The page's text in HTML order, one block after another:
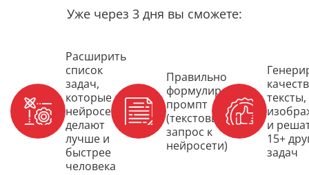
Уже через 3 дня вы сможете:
Расширить
список
задач,
которые
нейросети
делают
лучше и
быстрее
человека
Правильно
формулировать
промпт
(текстовый
запрос к
нейросети)
тексты,
и
15+
задач